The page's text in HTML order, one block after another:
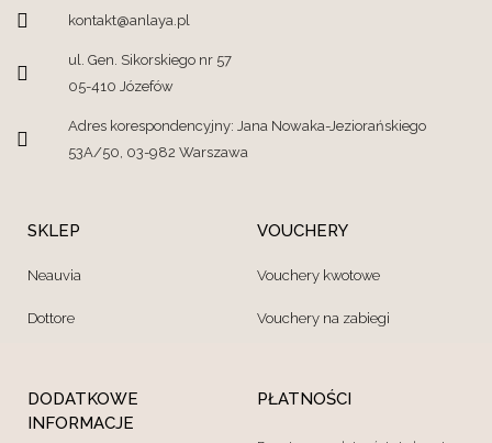
kontakt@anlaya.pl
ul. Gen. Sikorskiego nr 57
05-410 Józefów
Adres korespondencyjny: Jana Nowaka-Jeziorańskiego
53A/50, 03-982 Warszawa
SKLEP
Neauvia
Dottore
VOUCHERY
Vouchery kwotowe
Vouchery na zabiegi
DODATKOWE
INFORMACJE
PŁATNOŚCI